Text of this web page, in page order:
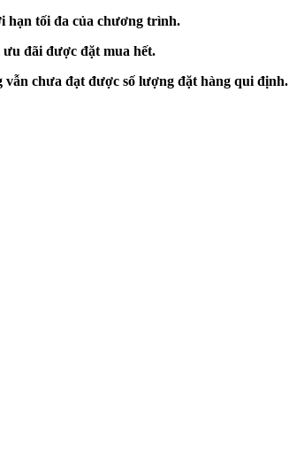
hạn tối đa của chương trình.
đãi được đặt mua hết.
chưa đạt được số lượng đặt hàng qui định.